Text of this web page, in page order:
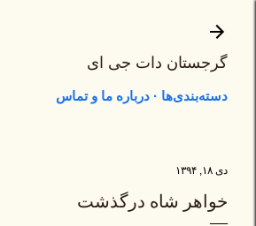
گرجستان دات جی ای
دسته‌بندی‌ها درباره ما و تماس
دی ۱۸, ۱۳۹۴
خواهر شاه درگذشت